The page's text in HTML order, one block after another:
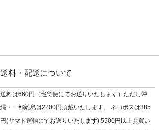
送料・配送について
送料は660円（宅急便にてお送りいたします）ただし沖
縄・一部離島は2200円頂戴いたします。 ネコポスは385
円(ヤマト運輸にてお送りいたします) 5500円以上お買い